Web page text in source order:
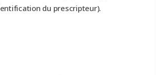
du prescripteur).